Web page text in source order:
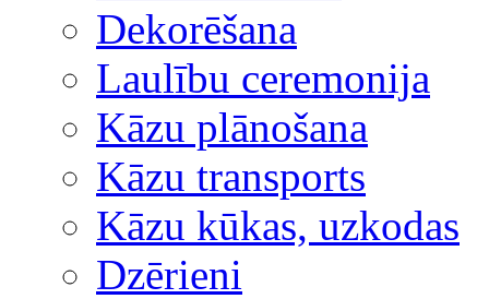
Dekorēšana
Laulību ceremonija
Kāzu plānošana
Kāzu transports
Kāzu kūkas, uzkodas
Dzērieni